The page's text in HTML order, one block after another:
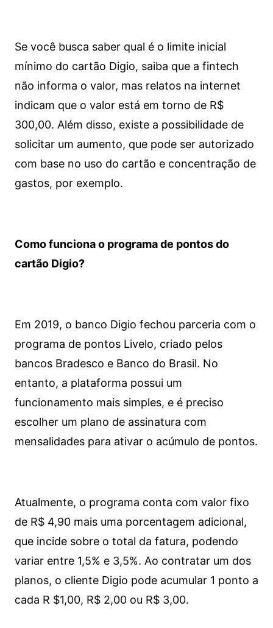
Se você busca saber qual é o limite inicial
mínimo do cartão Digio, saiba que a fintech
não informa o valor, mas relatos na internet
indicam que o valor está em torno de R$
300,00. Além disso, existe a possibilidade de
solicitar um aumento, que pode ser autorizado
com base no uso do cartão e concentração de
gastos, por exemplo.
Como funciona o programa de pontos do
cartão Digio?
Em 2019, o banco Digio fechou parceria com o
programa de pontos Livelo, criado pelos
bancos Bradesco e Banco do Brasil. No
entanto, a plataforma possui um
funcionamento mais simples, e é preciso
escolher um plano de assinatura com
mensalidades para ativar o acúmulo de pontos.
Atualmente, o programa conta com valor fixo
de R$ 4,90 mais uma porcentagem adicional,
que incide sobre o total da fatura, podendo
variar entre 1,5% e 3,5%. Ao contratar um dos
planos, o cliente Digio pode acumular 1 ponto a
cada R $1,00, R$ 2,00 ou R$ 3,00.